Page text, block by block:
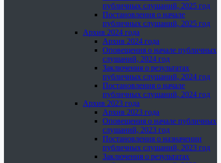
публичных слушаний, 2025 год
Постановления о начале
публичных слушаний, 2025 год
Архив 2024 года
Архив 2024 года
Оповещения о начале публичных
слушаний, 2024 год
Заключения о результатах
публичных слушаний, 2024 год
Постановления о начале
публичных слушаний, 2024 год
Архив 2023 года
Архив 2023 года
Оповещения о начале публичных
слушаний, 2023 год
Постановления о назначении
публичных слушаний, 2023 год
Заключения о результатах